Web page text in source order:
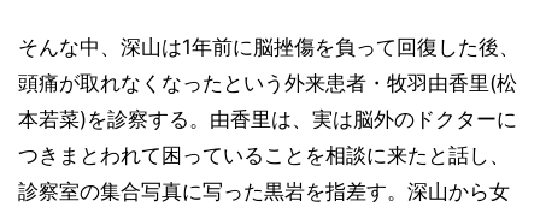
そんな中、深山は1年前に脳挫傷を負って回復した後、
頭痛が取れなくなったという外来患者・牧羽由香里(松
本若菜)を診察する。由香里は、実は脳外のドクターに
つきまとわれて困っていることを相談に来たと話し、
診察室の集合写真に写った黒岩を指差す。深山から女